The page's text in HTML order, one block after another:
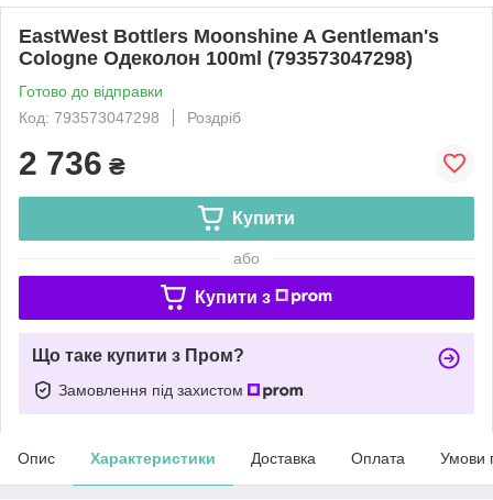
EastWest Bottlers Moonshine A Gentleman's
Cologne Одеколон 100ml (793573047298)
Готово до відправки
Код: 793573047298
Роздріб
2 736 ₴
Купити
або
Купити з
Що таке купити з Пром?
Замовлення під захистом
Опис Характеристики Доставка Оплата Умови